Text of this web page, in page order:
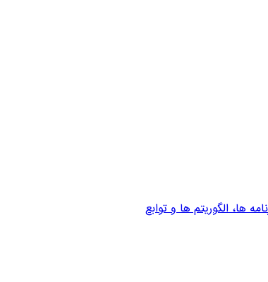
ها، الگوریتم ها و توابع